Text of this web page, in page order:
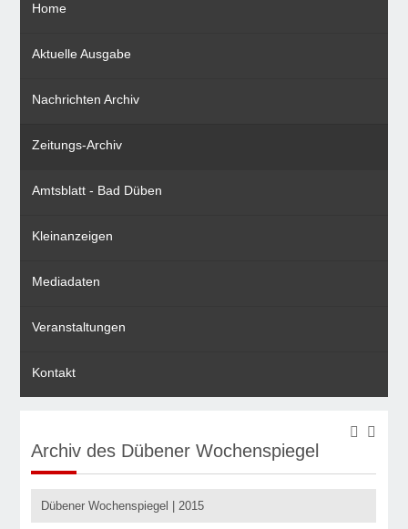
Home
Aktuelle Ausgabe
Nachrichten Archiv
Zeitungs-Archiv
Amtsblatt - Bad Düben
Kleinanzeigen
Mediadaten
Veranstaltungen
Kontakt
Archiv des Dübener Wochenspiegel
Dübener Wochenspiegel | 2015